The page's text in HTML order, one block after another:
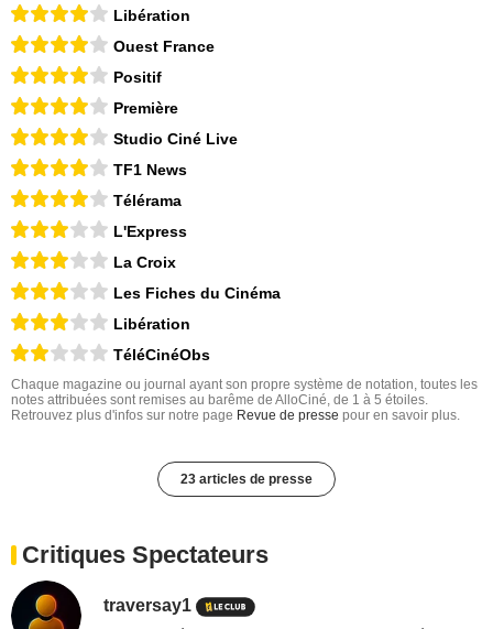
Libération
Ouest France
Positif
Première
Studio Ciné Live
TF1 News
Télérama
L'Express
La Croix
Les Fiches du Cinéma
Libération
TéléCinéObs
Chaque magazine ou journal ayant son propre système de notation, toutes les
notes attribuées sont remises au barême de AlloCiné, de 1 à 5 étoiles.
Retrouvez plus d'infos sur notre page Revue de presse pour en savoir plus.
23 articles de presse
Critiques Spectateurs
traversay1